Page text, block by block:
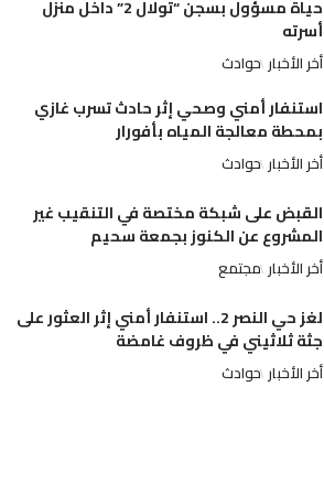
حياة مسؤول بسجن “تولال 2” داخل منزل
أسرته
أخر الأخبار حوادث
استنفار أمني وصحي إثر حادث تسرب غازي
بمحطة معالجة المياه بأفورار
أخر الأخبار حوادث
القبض على شبكة مختصة في التنقيب غير
المشروع عن الكنوز بجمعة سحيم
أخر الأخبار مجتمع
لغز حي النصر 2.. استنفار أمني إثر العثور على
جثة ثلاثيني في ظروف غامضة
أخر الأخبار حوادث